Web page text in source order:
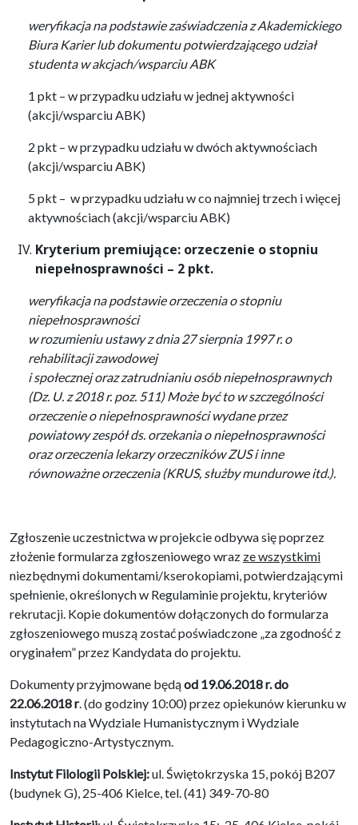
weryfikacja na podstawie zaświadczenia z Akademickiego
Biura Karier lub dokumentu potwierdzającego udział
studenta w akcjach/wsparciu ABK
1 pkt – w przypadku udziału w jednej aktywności
(akcji/wsparciu ABK)
2 pkt – w przypadku udziału w dwóch aktywnościach
(akcji/wsparciu ABK)
5 pkt – w przypadku udziału w co najmniej trzech i więcej
aktywnościach (akcji/wsparciu ABK)
Kryterium premiujące: orzeczenie o stopniu
niepełnosprawności – 2 pkt.
weryfikacja na podstawie orzeczenia o stopniu
niepełnosprawności
w rozumieniu ustawy z dnia 27 sierpnia 1997 r. o
rehabilitacji zawodowej
i społecznej oraz zatrudnianiu osób niepełnosprawnych
(Dz. U. z 2018 r. poz. 511) Może być to w szczególności
orzeczenie o niepełnosprawności wydane przez
powiatowy zespół ds. orzekania o niepełnosprawności
oraz orzeczenia lekarzy orzeczników ZUS i inne
równoważne orzeczenia (KRUS, służby mundurowe itd.).
Zgłoszenie uczestnictwa w projekcie odbywa się poprzez
złożenie formularza zgłoszeniowego wraz ze wszystkimi
niezbędnymi dokumentami/kserokopiami, potwierdzającymi
spełnienie, określonych w Regulaminie projektu, kryteriów
rekrutacji. Kopie dokumentów dołączonych do formularza
zgłoszeniowego muszą zostać poświadczone „za zgodność z
oryginałem” przez Kandydata do projektu.
Dokumenty przyjmowane będąod 19.06.2018 r. do
22.06.2018 r. (do godziny 10:00) przez opiekunów kierunku w
instytutach na Wydziale Humanistycznym i Wydziale
Pedagogiczno-Artystycznym.
Instytut Filologii Polskiej:ul. Świętokrzyska 15, pokój B207
(budynek G), 25-406 Kielce, tel. (41) 349-70-80